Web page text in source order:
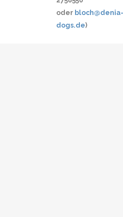
oder
dogs.de)